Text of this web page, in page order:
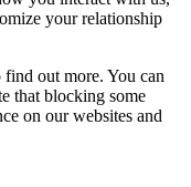
your relationship
out more. You can
that blocking some
on our websites and